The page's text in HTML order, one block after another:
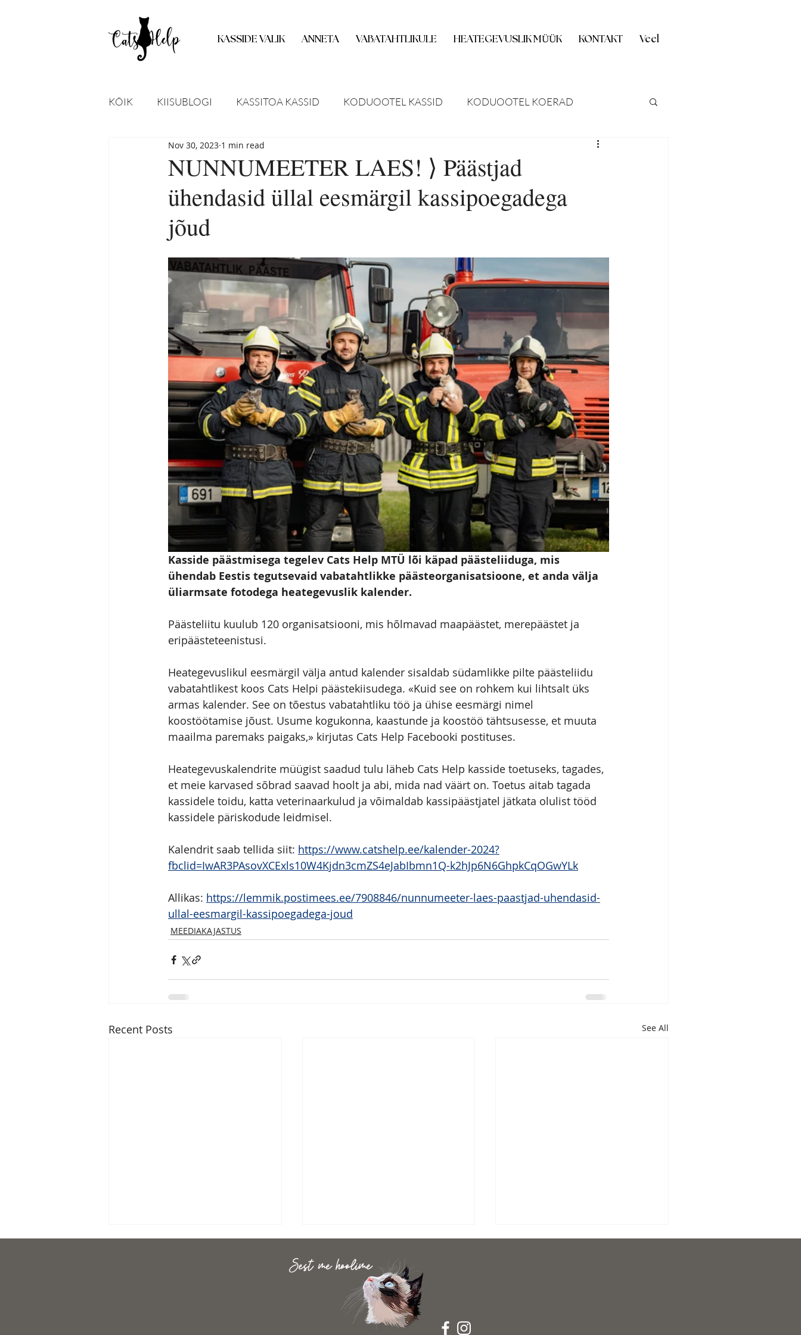
KASSIDE VALIK ANNETA VABATAHTLIKULE HEATEGEVUSLIK MÜÜK KONTAKT Veel
KÕIK KIISUBLOGI KASSITOA KASSID KODUOOTEL KASSID KODUOOTEL KOERAD
LEITUD LOOMAD KODUUUDISED
STATISTIKA UUED TEADMISED HOIUKODU OOTEL KASS KODUS INFOKILLUKE
KASSIPOJAD
NUNNUMEETER LAES! ⟩ Päästjad
ühendasid üllal eesmärgil kassipoegadega
jõud
Nov 30, 2023 1 min read
Kasside päästmisega tegelev Cats Help MTÜ lõi käpad päästeliiduga, mis
ühendab Eestis tegutsevaid vabatahtlikke päästeorganisatsioone, et anda välja
üliarmsate fotodega heategevuslik kalender.
Päästeliitu kuulub 120 organisatsiooni, mis hõlmavad maapäästet, merepäästet ja
eripäästeteenistusi.
Heategevuslikul eesmärgil välja antud kalender sisaldab südamlikke pilte päästeliidu
vabatahtlikest koos Cats Helpi päästekiisudega. «Kuid see on rohkem kui lihtsalt üks
armas kalender. See on tõestus vabatahtliku töö ja ühise eesmärgi nimel
koostöötamise jõust. Usume kogukonna, kaastunde ja koostöö tähtsusesse, et muuta
maailma paremaks paigaks,» kirjutas Cats Help Facebooki postituses.
Heategevuskalendrite müügist saadud tulu läheb Cats Help kasside toetuseks, tagades,
et meie karvased sõbrad saavad hoolt ja abi, mida nad väärt on. Toetus aitab tagada
kassidele toidu, katta veterinaarkulud ja võimaldab kassipäästjatel jätkata olulist tööd
kassidele päriskodude leidmisel.
Kalendrit saab tellida siit: https://www.catshelp.ee/kalender-2024?
fbclid=IwAR3PAsovXCExls10W4Kjdn3cmZS4eJabIbmn1Q-k2hJp6N6GhpkCqOGwYLk
Allikas: https://lemmik.postimees.ee/7908846/nunnumeeter-laes-paastjad-uhendasid-
ullal-eesmargil-kassipoegadega-joud
MEEDIAKAJASTUS
Recent Posts See All
Sest me hoolime